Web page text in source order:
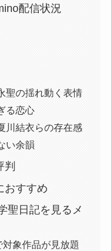
配信状況
聖の揺れ動く表情
る恋心
川結衣らの存在感
い余韻
判
おすすめ
聖日記を見るメ
象作品が見放題